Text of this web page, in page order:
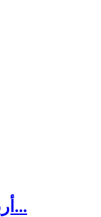
موديول حساس ضوئي LDR أربع...